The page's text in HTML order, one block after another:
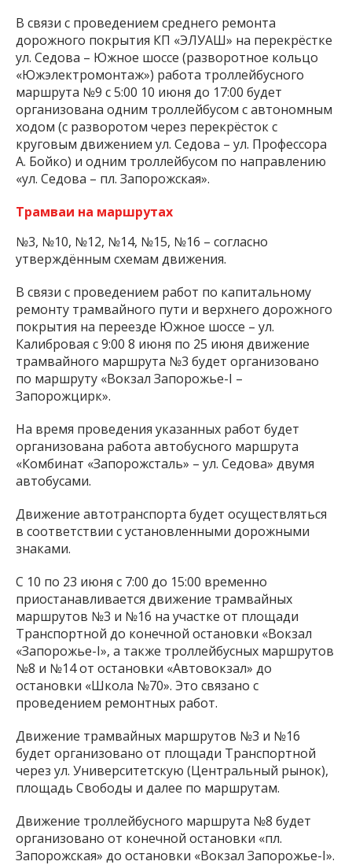
В связи с проведением среднего ремонта
дорожного покрытия КП «ЭЛУАШ» на перекрёстке
ул. Седова – Южное шоссе (разворотное кольцо
«Южэлектромонтаж») работа троллейбусного
маршрута №9 с 5:00 10 июня до 17:00 будет
организована одним троллейбусом с автономным
ходом (с разворотом через перекрёсток с
круговым движением ул. Седова – ул. Профессора
А. Бойко) и одним троллейбусом по направлению
«ул. Седова – пл. Запорожская».
Трамваи на маршрутах
№3, №10, №12, №14, №15, №16 – согласно
утверждённым схемам движения.
В связи с проведением работ по капитальному
ремонту трамвайного пути и верхнего дорожного
покрытия на переезде Южное шоссе – ул.
Калибровая с 9:00 8 июня по 25 июня движение
трамвайного маршрута №3 будет организовано
по маршруту «Вокзал Запорожье-I –
Запорожцирк».
На время проведения указанных работ будет
организована работа автобусного маршрута
«Комбинат «Запорожсталь» – ул. Седова» двумя
автобусами.
Движение автотранспорта будет осуществляться
в соответствии с установленными дорожными
знаками.
С 10 по 23 июня с 7:00 до 15:00 временно
приостанавливается движение трамвайных
маршрутов №3 и №16 на участке от площади
Транспортной до конечной остановки «Вокзал
«Запорожье-I», а также троллейбусных маршрутов
№8 и №14 от остановки «Автовокзал» до
остановки «Школа №70». Это связано с
проведением ремонтных работ.
Движение трамвайных маршрутов №3 и №16
будет организовано от площади Транспортной
через ул. Университетскую (Центральный рынок),
площадь Свободы и далее по маршрутам.
Движение троллейбусного маршрута №8 будет
организовано от конечной остановки «пл.
Запорожская» до остановки «Вокзал Запорожье-I».